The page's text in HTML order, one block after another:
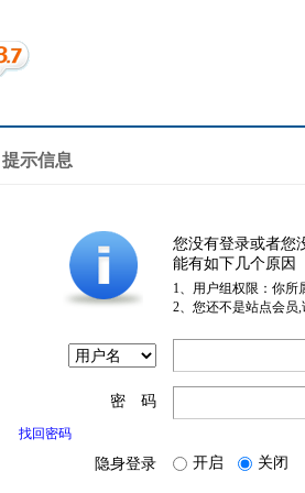
提示信息
您没有登录或者您
能有如下几个原因
1、用户组权限：你所
2、您还不是站点会员
密 码
找回密码
隐身登录 开启 关闭